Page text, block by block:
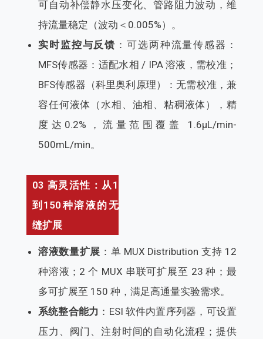
可自动补偿静水压变化、管路阻力波动，维
持流量稳定（波动＜0.005%）。
实时监控与反馈 ：可选两种流量传感器：
MFS传感器：适配水相 / IPA 溶液，需校准；
BFS传感器（科里奥利原理）：无需校准，兼
容任何液体（水相、油相、粘稠液体），精
度达0.2%，流量范围覆盖 1.6μL/min-
500mL/min。
03 高灵活性：从1
到150种溶液的无
缝扩展
溶液数量扩展 ：单 MUX Distribution 支持 12
种溶液；2 个 MUX 串联可扩展至 23 种；最
多可扩展至 150 种，满足高通量实验需求。
系统整合能力 ：ESI 软件内置序列器，可设置
压力、阀门、注射时间的自动化流程；提供